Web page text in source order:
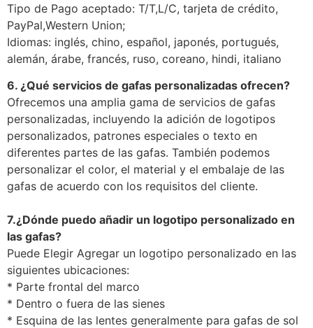
Tipo de Pago aceptado: T/T,L/C, tarjeta de crédito,
PayPal,Western Union;
Idiomas: inglés, chino, español, japonés, portugués,
alemán, árabe, francés, ruso, coreano, hindi, italiano
6. ¿Qué servicios de gafas personalizadas ofrecen?
Ofrecemos una amplia gama de servicios de gafas
personalizadas, incluyendo la adición de logotipos
personalizados, patrones especiales o texto en
diferentes partes de las gafas. También podemos
personalizar el color, el material y el embalaje de las
gafas de acuerdo con los requisitos del cliente.
7.¿Dónde puedo añadir un logotipo personalizado en
las gafas?
Puede Elegir Agregar un logotipo personalizado en las
siguientes ubicaciones:
* Parte frontal del marco
* Dentro o fuera de las sienes
* Esquina de las lentes generalmente para gafas de sol